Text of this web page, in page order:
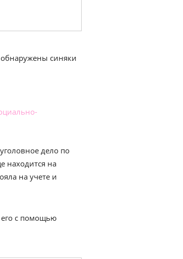
обнаружены синяки
дело по
находится на
на учете и
его с помощью